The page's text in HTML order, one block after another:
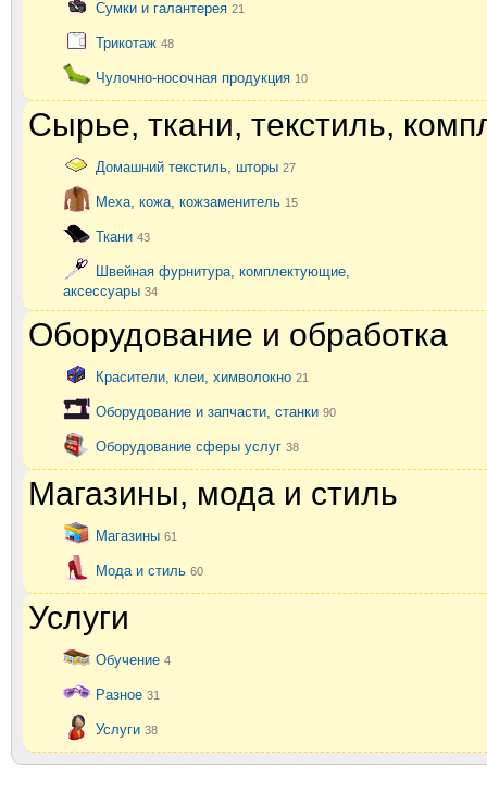
Сумки и галантерея 21
Трикотаж 48
Чулочно-носочная продукция 10
Сырье, ткани, текстиль,
Домашний текстиль, шторы 27
Меха, кожа, кожзаменитель 15
Ткани 43
Швейная фурнитура, комплектующие,
аксессуары 34
Оборудование и обработка
Красители, клеи, химволокно 21
Оборудование и запчасти, станки 90
Оборудование сферы услуг 38
Магазины, мода и стиль
Магазины 61
Мода и стиль 60
Услуги
Обучение 4
Разное 31
Услуги 38